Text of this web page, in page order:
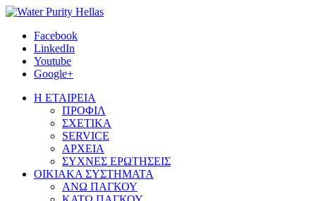
Facebook
LinkedIn
Youtube
Google+
Η ΕΤΑΙΡΕΙΑ
ΠΡΟΦΙΛ
ΣΧΕΤΙΚΑ
SERVICE
ΑΡΧΕΙΑ
ΣΥΧΝΕΣ ΕΡΩΤΗΣΕΙΣ
ΟΙΚΙΑΚΑ ΣΥΣΤΗΜΑΤΑ
ΑΝΩ ΠΑΓΚΟΥ